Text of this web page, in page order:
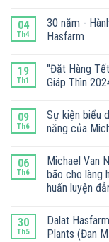
04
Th4
30 năm -
Hasfarm
19
Th1
"Đặt Hàng
Giáp Thìn
09
Th6
Sự kiện biểu
năng của
06
Th6
Michael Van
bão cho làng
huấn luyện
30
Th5
Dalat
Plants (Đan